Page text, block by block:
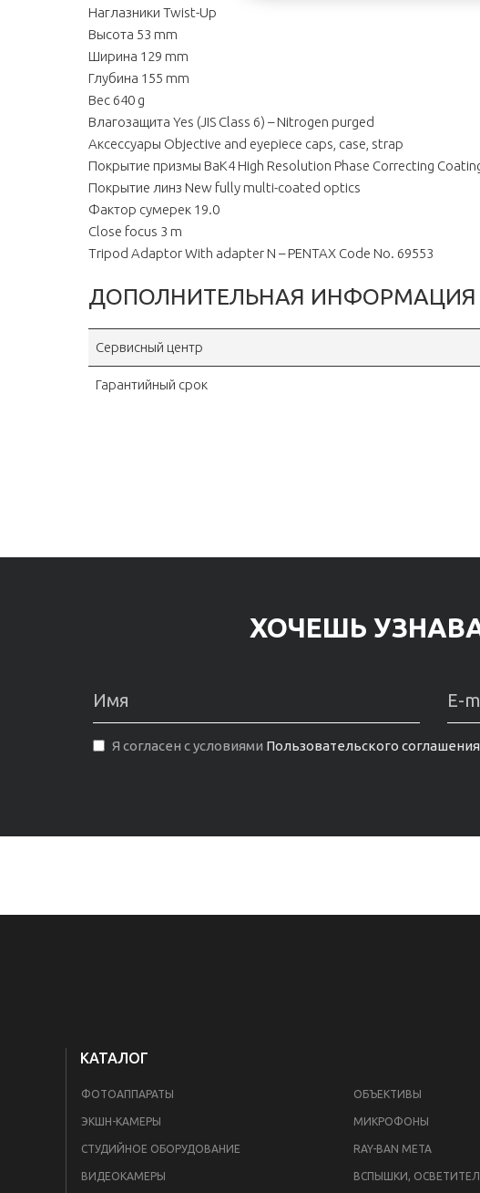
Наглазники Twist-Up
Высота 53 mm
Ширина 129 mm
Глубина 155 mm
Вес 640 g
Влагозащита Yes (JIS Class 6) – Nitrogen purged
Аксессуары Objective and eyepiece caps, case, strap
Покрытие призмы BaK4 High Resolution Phase Correcting
Покрытие линз New fully multi-coated optics
Фактор сумерек 19.0
Close focus 3 m
Tripod Adaptor With adapter N – PENTAX Code No. 69553
ДОПОЛНИТЕЛЬНАЯ ИНФОРМАЦИЯ
Сервисный центр
Гарантийный срок
ХОЧЕШЬ
Я согласен с условиями Пользовательского соглашения
КАТАЛОГ
ФОТОАППАРАТЫ ОБЪЕКТИВЫ
ЭКШН-КАМЕРЫ МИКРОФОНЫ
СТУДИЙНОЕ ОБОРУДОВАНИЕ RAY-BAN META
ВИДЕОКАМЕРЫ